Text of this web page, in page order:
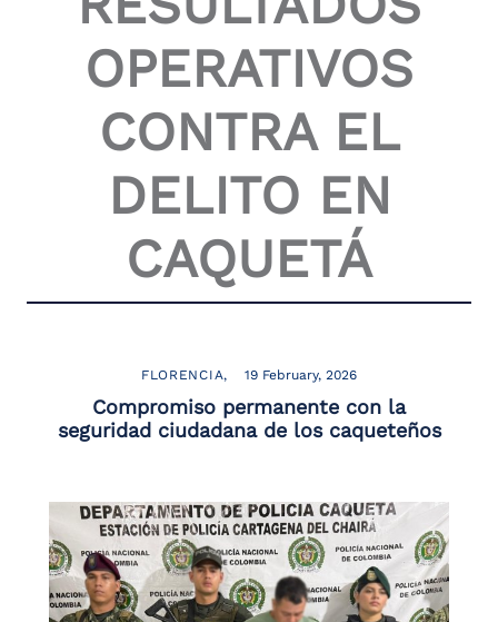
OPERATIVOS
CONTRA EL
DELITO EN
CAQUETÁ
FLORENCIA 19 February, 2026
Compromiso permanente con la
seguridad ciudadana de los caqueteños